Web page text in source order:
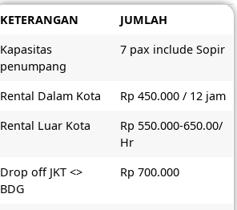
KETERANGAN
JUMLAH
Kapasitas
penumpang
7 pax include Sopir
Rental Dalam Kota
Rp 450.000 / 12 jam
Rental Luar Kota
Rp 550.000-650.00/
Hr
Drop off JKT <>
BDG
Rp 700.000